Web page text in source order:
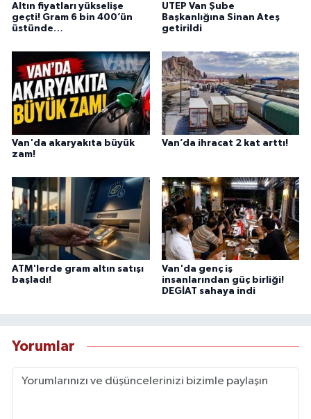
Altın fiyatları yükselişe
geçti! Gram 6 bin 400’ün
üstünde…
UTEP Van Şube
Başkanlığına Sinan Ateş
getirildi
Van'da akaryakıta büyük
zam!
Van’da ihracat 2 kat arttı!
ATM'lerde gram altın satışı
başladı!
Van'da genç iş
insanlarından güç birliği!
DEGİAT sahaya indi
Yorumlar